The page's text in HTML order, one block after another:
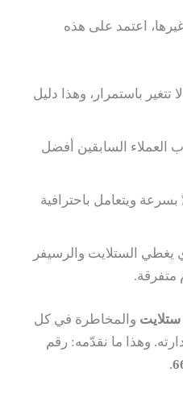
اعتمد على هذه
تتغير باستمرار، وهذا دليل
العملاء السابقين أفضل
بسرعة ويتعامل باحترافية
يغطي الستلايت والرسيفر
ستلايت والمخاطرة في كل
وهذا ما نقدّمه: رقم
.